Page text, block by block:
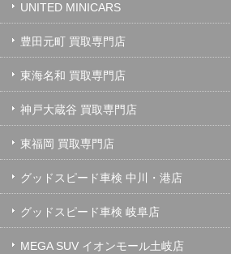
UNITED MINICARS
豊田元町 買取専門店
東海名和 買取専門店
神戸大蔵谷 買取専門店
東福岡 買取専門店
グッドスピード車検 中川・港店
グッドスピード車検 岐阜店
MEGA SUV イオンモール土岐店